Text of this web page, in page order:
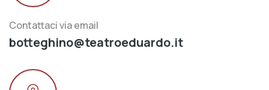
Contattaci via email
botteghino@teatroeduardo.it